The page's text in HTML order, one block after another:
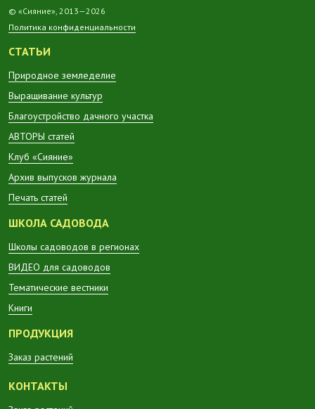
© «Сияние», 2013—2026
Политика конфиденциальности
СТАТЬИ
Природное земледелие
Выращивание культур
Благоустройство дачного участка
АВТОРЫ статей
Клуб «Сияние»
Архив выпусков журнала
Печать статей
ШКОЛА САДОВОДА
Школы садоводов в регионах
ВИДЕО для садоводов
Тематические вестники
Книги
ПРОДУКЦИЯ
Заказ растений
КОНТАКТЫ